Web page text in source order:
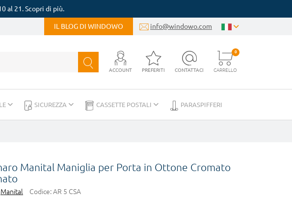
al 21. Scopri di più.
IL BLOG DI WINDOWO info@windowo.com
ACCOUNT PREFERITI CONTATTACI CARRELLO
0
SICUREZZA CASSETTE POSTALI PARASPIFFERI
Manital Maniglia per Porta in Ottone Cromato
Manital Codice:AR 5 CSA